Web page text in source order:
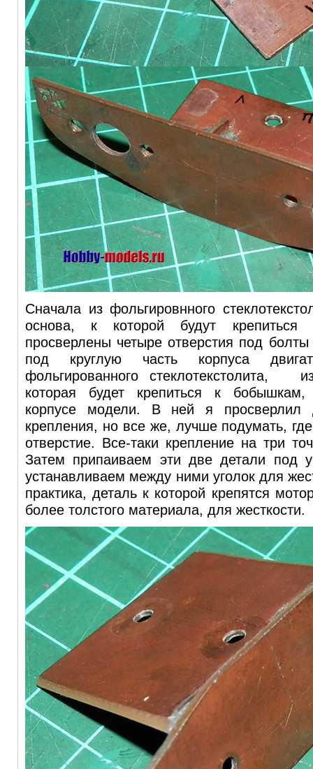
Сначала из фольгировнного
основа, к которой будут
просверлены четыре отверстия под
под круглую часть корпуса
фольгированного стеклотекстолита,
которая будет крепиться к
корпусе модели. В ней я просверлил
крепления, но все же, лучше подумать,
отверстие. Все-таки крепление на три
Затем припаиваем эти две детали под
устанавливаем между ними уголок для
практика, деталь к которой крепятся
более толстого материала, для жесткости.